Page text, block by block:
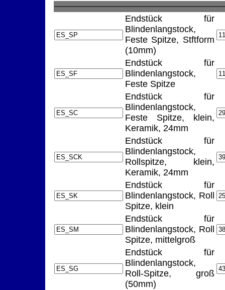
Endstück für
Blindenlangstock,
Feste Spitze, Stftform
(10mm)
Endstück für
Blindenlangstock,
Feste Spitze
Endstück für
Blindenlangstock,
Feste Spitze, klein,
Keramik, 24mm
Endstück für
Blindenlangstock,
Rollspitze, klein,
Keramik, 24mm
Endstück für
Blindenlangstock, Roll
Spitze, klein
Endstück für
Blindenlangstock, Roll
Spitze, mittelgroß
Endstück für
Blindenlangstock,
Roll-Spitze, groß
(50mm)